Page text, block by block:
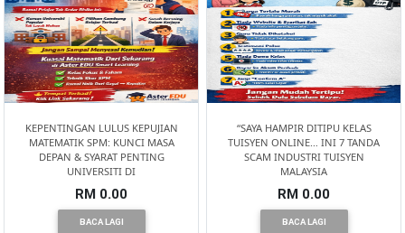
KEPENTINGAN LULUS KEPUJIAN
MATEMATIK SPM: KUNCI MASA
DEPAN & SYARAT PENTING
UNIVERSITI DI
RM 0.00
BACA LAGI
“SAYA HAMPIR DITIPU KELAS
TUISYEN ONLINE… INI 7 TANDA
SCAM INDUSTRI TUISYEN
MALAYSIA
RM 0.00
BACA LAGI
LABUAN(2)
MALAYSIA(82)
INDONESIA(1)
SINGAPORE(0)